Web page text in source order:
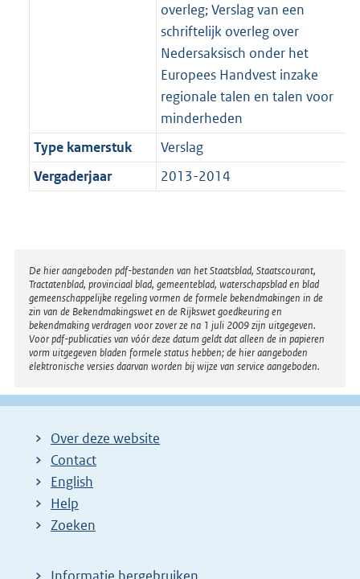
overleg; Verslag van een
schriftelijk overleg over
Nedersaksisch onder het
Europees Handvest inzake
regionale talen en talen voor
minderheden
Type kamerstuk
Verslag
Vergaderjaar
2013-2014
Disclaimer
De hier aangeboden pdf-bestanden van het Staatsblad, Staatscourant,
Tractatenblad, provinciaal blad, gemeenteblad, waterschapsblad en blad
gemeenschappelijke regeling vormen de formele bekendmakingen in de
zin van de Bekendmakingswet en de Rijkswet goedkeuring en
bekendmaking verdragen voor zover ze na 1 juli 2009 zijn uitgegeven.
Voor pdf-publicaties van vóór deze datum geldt dat alleen de in papieren
vorm uitgegeven bladen formele status hebben; de hier aangeboden
elektronische versies daarvan worden bij wijze van service aangeboden.
Over deze website
Contact
English
Help
Zoeken
Informatie hergebruiken